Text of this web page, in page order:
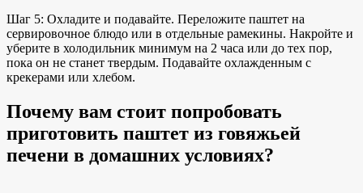
Шаг 5: Охладите и подавайте. Переложите паштет на
сервировочное блюдо или в отдельные рамекины. Накройте и
уберите в холодильник минимум на 2 часа или до тех пор,
пока он не станет твердым. Подавайте охлажденным с
крекерами или хлебом.
Почему вам стоит попробовать
приготовить паштет из говяжьей
печени в домашних условиях?